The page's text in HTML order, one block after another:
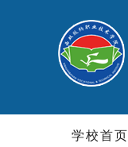
学校首页